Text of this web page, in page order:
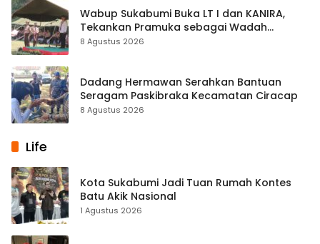
Wabup Sukabumi Buka LT I dan KANIRA,
Tekankan Pramuka sebagai Wadah
Pembentukan Karakter
8 Agustus 2026
Dadang Hermawan Serahkan Bantuan
Seragam Paskibraka Kecamatan Ciracap
8 Agustus 2026
Life
Kota Sukabumi Jadi Tuan Rumah Kontes
Batu Akik Nasional
1 Agustus 2026